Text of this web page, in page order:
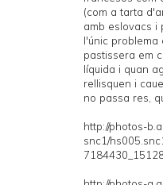
(com a tarta
amb eslovacs i
l'únic problema
pastissera em
líquida i quan
rellisquen i
no passa res,
http://photos-
snc1/